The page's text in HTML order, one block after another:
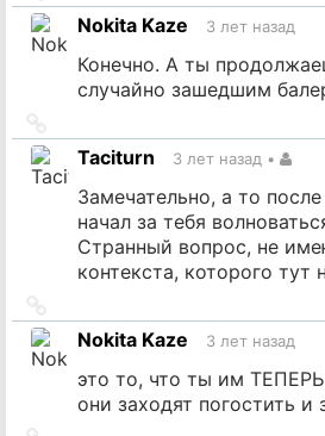
на
источник
Nokita Kaze 3 лет назад
Конечно. А ты
случайно зашедшим
на
источник
Taciturn 3 лет назад •
Замечательно, а то
начал за тебя
Странный вопрос, не
контекста, которого тут
на
источник
Nokita Kaze 3 лет назад
это то, что ты им ТЕПЕРЬ
они заходят погостить и